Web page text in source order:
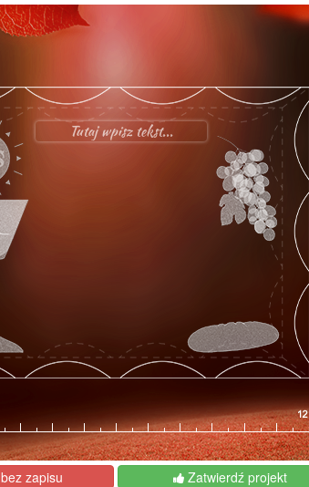
Tutaj wpisz tekst...
Zamknij bez zapisu Zatwierdź projekt